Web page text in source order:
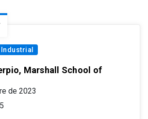
Marshall School of
de 2023